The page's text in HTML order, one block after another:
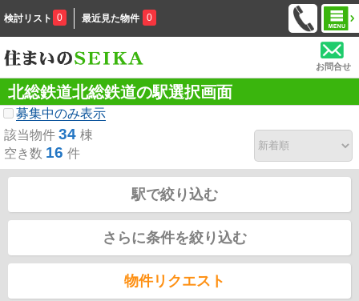
検討リスト 0 最近見た物件 0
お問合せ
北総鉄道北総鉄道の駅選択画面
募集中のみ表示
該当物件 34 棟
空き数 16 件
駅で絞り込む
さらに条件を絞り込む
物件リクエスト